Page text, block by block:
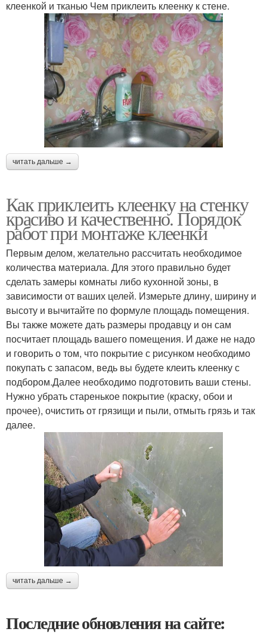
клеенкой и тканью Чем приклеить клеенку к стене.
читать дальше →
Как приклеить клеенку на стенку
красиво и качественно. Порядок
работ при монтаже клеенки
Первым делом, желательно рассчитать необходимое
количества материала. Для этого правильно будет
сделать замеры комнаты либо кухонной зоны, в
зависимости от ваших целей. Измерьте длину, ширину и
высоту и вычитайте по формуле площадь помещения.
Вы также можете дать размеры продавцу и он сам
посчитает площадь вашего помещения. И даже не надо
и говорить о том, что покрытие с рисунком необходимо
покупать с запасом, ведь вы будете клеить клеенку с
подбором.Далее необходимо подготовить ваши стены.
Нужно убрать старенькое покрытие (краску, обои и
прочее), очистить от грязищи и пыли, отмыть грязь и так
далее.
читать дальше →
Последние обновления на сайте: